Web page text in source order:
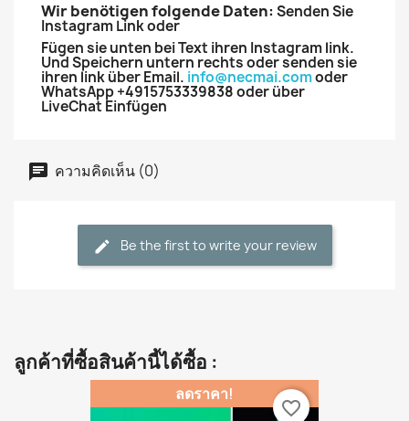
Wir benötigen folgende Daten:Senden Sie
Instagram Link oder
Fügen sie unten bei Text ihren Instagram link.
Und Speichern untern rechts oder senden sie
ihren link über Email. info@necmai.comoder
WhatsApp +4915753339838 oder über
LiveChat Einfügen
ความคิดเห็น (0)
Be the first to write your review
ลูกค้าที่ซื้อสินค้านี้ได้ซื้อ :
ลดราคา!
favorite_border